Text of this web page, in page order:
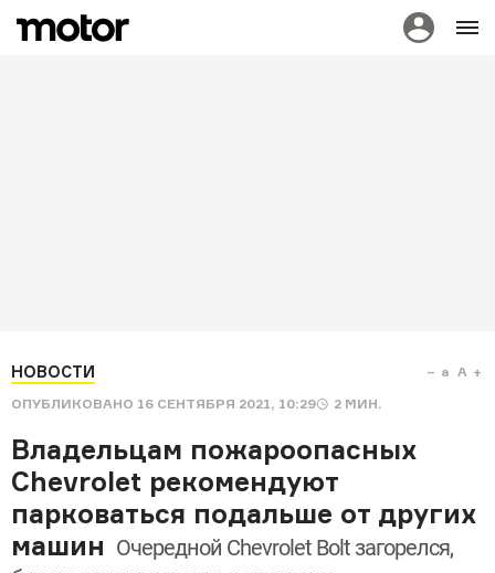
НОВОСТИ
ОПУБЛИКОВАНО 16 СЕНТЯБРЯ 2021, 10:29 2 МИН.
a A
Владельцам пожароопасных
Chevrolet рекомендуют
парковаться подальше от других
машин Очередной Chevrolet Bolt загорелся,